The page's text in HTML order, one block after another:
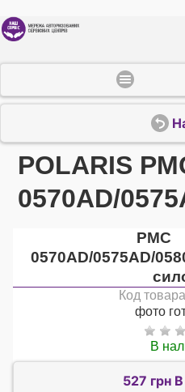
POLARIS
0570AD/
PMC
0570AD/0575AD/
Код
фото
В
527 грн